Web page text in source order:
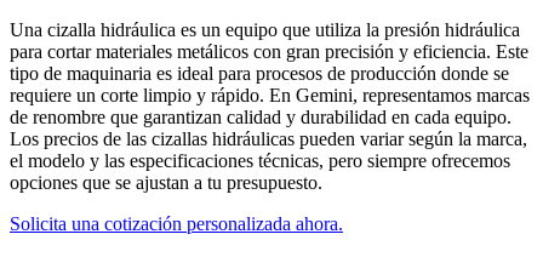
Una cizalla hidráulica es un equipo que utiliza la presión hidráulica
para cortar materiales metálicos con gran precisión y eficiencia. Este
tipo de maquinaria es ideal para procesos de producción donde se
requiere un corte limpio y rápido. En Gemini, representamos marcas
de renombre que garantizan calidad y durabilidad en cada equipo.
Los precios de las cizallas hidráulicas pueden variar según la marca,
el modelo y las especificaciones técnicas, pero siempre ofrecemos
opciones que se ajustan a tu presupuesto.
Solicita una cotización personalizada ahora.